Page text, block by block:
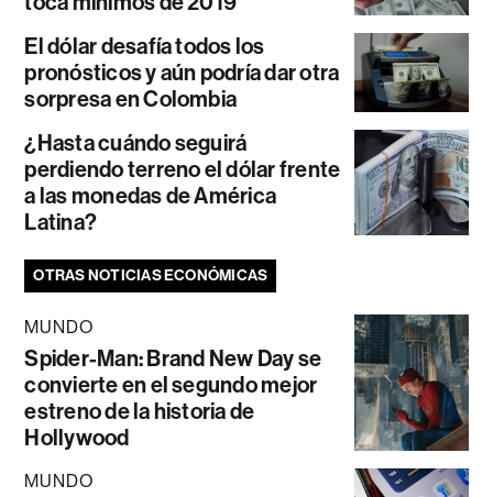
El dólar desafía todos los
pronósticos y aún podría dar otra
sorpresa en Colombia
¿Hasta cuándo seguirá
perdiendo terreno el dólar frente
a las monedas de América
Latina?
OTRAS NOTICIAS ECONÓMICAS
MUNDO
Spider-Man: Brand New Day se
convierte en el segundo mejor
estreno de la historia de
Hollywood
MUNDO